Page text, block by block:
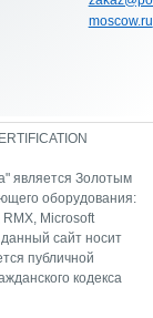
moscow.ru
является Золотым
оборудования:
Microsoft
сайт носит
публичной
кодекса